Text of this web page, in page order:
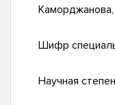
Шифр
Научная